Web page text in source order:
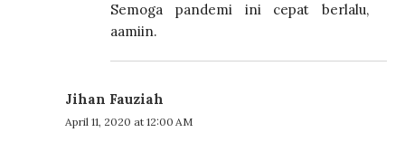
Semoga pandemi ini cepat berlalu,
aamiin.
Jihan Fauziah
April 11, 2020 at 12:00 AM